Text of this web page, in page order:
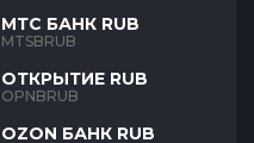
МТС БАНК RUB
MTSBRUB
ОТКРЫТИЕ RUB
OPNBRUB
OZON БАНК RUB